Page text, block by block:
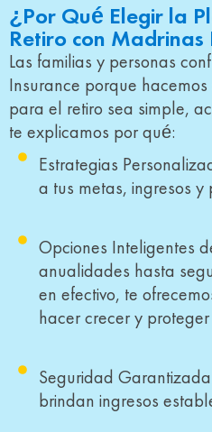
¿Por Qué Elegir la
Retiro con Madrinas
Las familias y personas
Insurance porque
para el retiro sea simple,
te explicamos por qué:
Estrategias
a tus metas, ingresos y
Opciones Inteligentes
anualidades hasta
en efectivo, te
hacer crecer y
Seguridad
brindan ingresos